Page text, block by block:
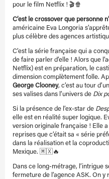
pour le film Netflix ! 🎬🍿
C’est le crossover que personne
américaine Eva Longoria
plus célèbre des agences
C’est la série française qui a
de faire parler d’elle ! Alors que
Netflix) est en préparation, le
dimension complètement folle.
George Clooney, c’est au tour
ses valises dans l’univers de Dix
Si la présence de l’ex-star de
elle est en réalité super logique.
version originale française ! Elle
reprises que c’était sa « série
dans la réalisation et la
Mexique. 🇲🇽🔥
Dans ce long-métrage, l’intrigue
fermeture de l’agence ASK. On y